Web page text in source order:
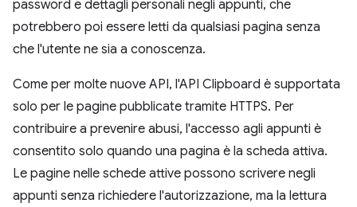
password e dettagli personali negli appunti, che
potrebbero poi essere letti da qualsiasi pagina senza
che l'utente ne sia a conoscenza.
Come per molte nuove API, l'API Clipboard è supportata
solo per le pagine pubblicate tramite HTTPS. Per
contribuire a prevenire abusi, l'accesso agli appunti è
consentito solo quando una pagina è la scheda attiva.
Le pagine nelle schede attive possono scrivere negli
appunti senza richiedere l'autorizzazione, ma la lettura